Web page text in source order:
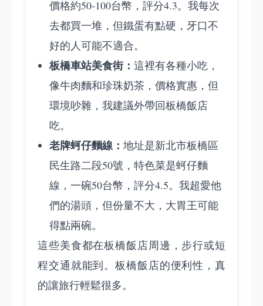
價格約50-100台幣，評分4.3。我每次
去都買一堆，但鐵蛋有點硬，牙口不
好的人可能不適合。
板橋車站美食街： 這裡有各種小吃，
像牛肉麵和珍珠奶茶，價格實惠，但
環境吵雜，我建議外帶回板橋飯店
吃。
老牌蚵仔麵線： 地址是新北市板橋區
民生路二段50號，特色菜是蚵仔麵
線，一碗50台幣，評分4.5。我超愛他
們的湯頭，但份量不大，大胃王可能
得點兩碗。
這些美食都在板橋飯店周邊，步行或短
程交通就能到。板橋飯店的便利性，真
的讓旅行輕鬆很多。